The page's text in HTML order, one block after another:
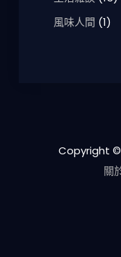
風味人間 (1)
Copyright ©
關